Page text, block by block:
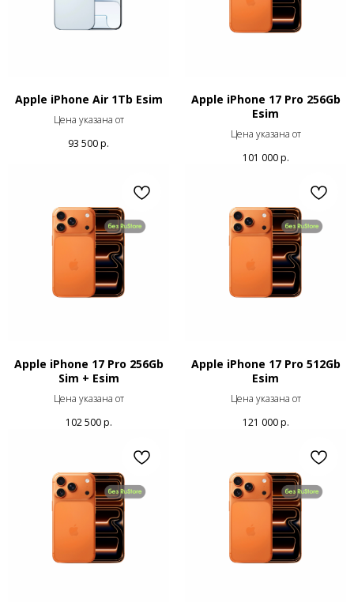
Apple iPhone Air 1Tb Esim
Цена указана от
93 500р.
Apple iPhone 17 Pro 256Gb
Esim
Цена указана от
101 000 р.
Apple iPhone 17 Pro 256Gb
Sim + Esim
Цена указана от
102 500 р.
Apple iPhone 17 Pro 512Gb
Esim
Цена указана от
121 000 р.